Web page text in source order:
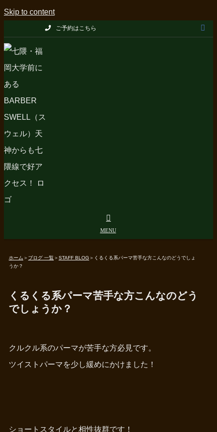
Skip to content
ご予約はこちら
ホーム ＞ ブログ 一覧＞STAFF BLOG ＞ くるくる系パーマ苦手な方こんなのどうでしょ
うか？
くるくる系パーマ苦手な方こんなのどう
でしょうか？
クルクル系のパーマが苦手な方必見です。
ツイストパーマを少し緩めにかけました！
ショートスタイルと相性抜群です！